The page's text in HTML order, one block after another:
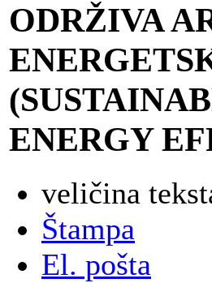
ODRŽIVA
ENERGY
veličina
Štampa
El. pošta